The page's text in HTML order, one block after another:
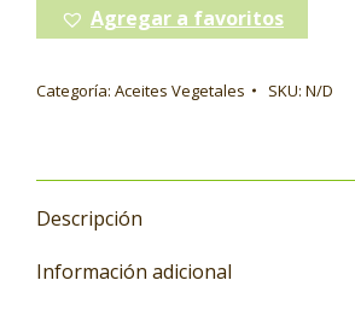
Agregar a favoritos
Categoría: Aceites Vegetales SKU: N/D
Descripción
Información adicional